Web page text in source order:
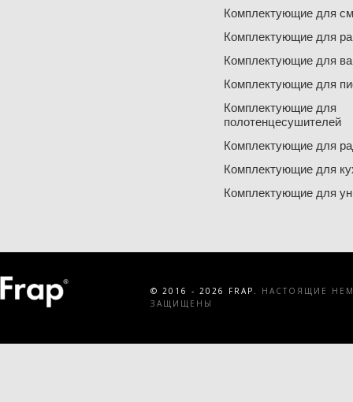
Комплектующие для
Комплектующие для
Комплектующие для
Комплектующие для
Комплектующие для
полотенцесушителей
Комплектующие для
Комплектующие для
Комплектующие для
© 2016 - 2026 FRAP.
НАСТОЯЩИЕ
ЗАЩИЩЕНЫ